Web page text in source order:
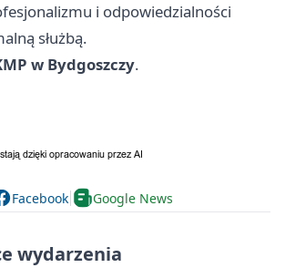
i odpowiedzialności
służbą.
w Bydgoszczy.
Facebook Google News
wydarzenia